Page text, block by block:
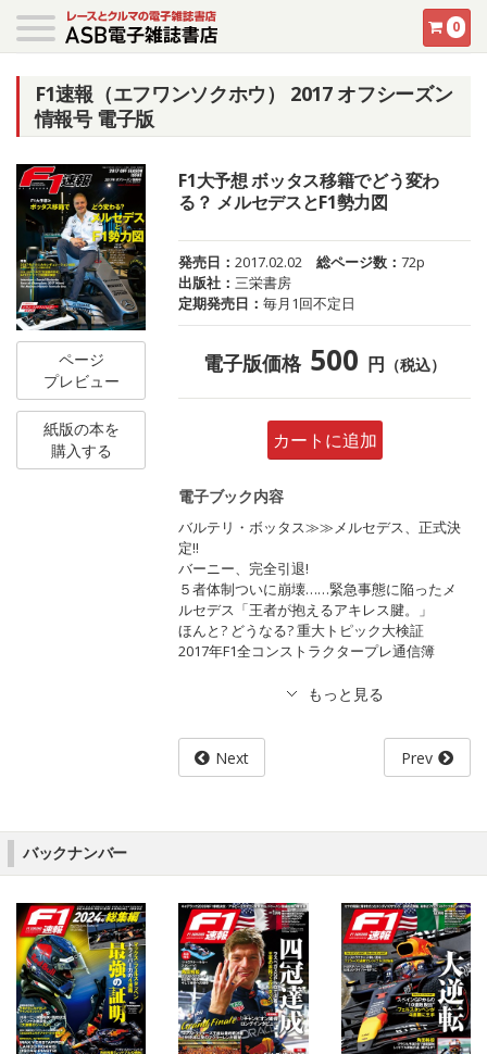
0
F1速報（エフワンソクホウ） 2017 オフシーズン
情報号 電子版
ページ
プレビュー
紙版の本を
購入する
F1大予想 ボッタス移籍でどう変わ
る？ メルセデスとF1勢力図
発売日：2017.02.02 総ページ数：72p
出版社：三栄書房
定期発売日：毎月1回不定日
電子版価格 500 円 （税込）
カートに追加
電子ブック内容
バルテリ・ボッタス≫≫メルセデス、正式決
定!!
バーニー、完全引退!
５者体制ついに崩壊……緊急事態に陥ったメ
ルセデス「王者が抱えるアキレス腱。」
ほんと? どうなる? 重大トピック大検証
2017年F1全コンストラクタープレ通信簿
Next Prev
バックナンバー